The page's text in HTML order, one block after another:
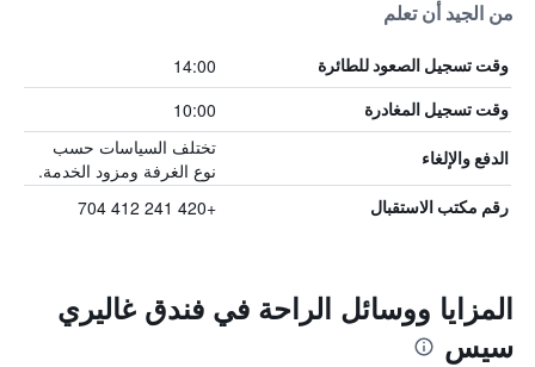
من الجيد أن تعلم
وقت تسجيل الصعود للطائرة 14:00
وقت تسجيل المغادرة 10:00
الدفع والإلغاء
تختلف السياسات حسب
نوع الغرفة ومزود الخدمة.
رقم مكتب الاستقبال +420 241 412 704
المزايا ووسائل الراحة في فندق غاليري
سيس